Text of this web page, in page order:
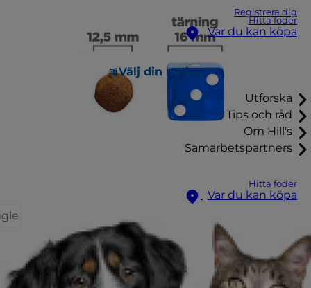
Registrera dig
Hitta foder
Var du kan köpa
Välj din region
Utforska
Tips och råd
Om Hill's
Samarbetspartners
Hitta foder
Var du kan köpa